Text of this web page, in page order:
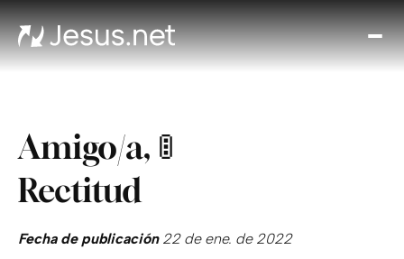
Amigo/a, 🚦
Rectitud
Fecha de publicación22 de ene. de 2022